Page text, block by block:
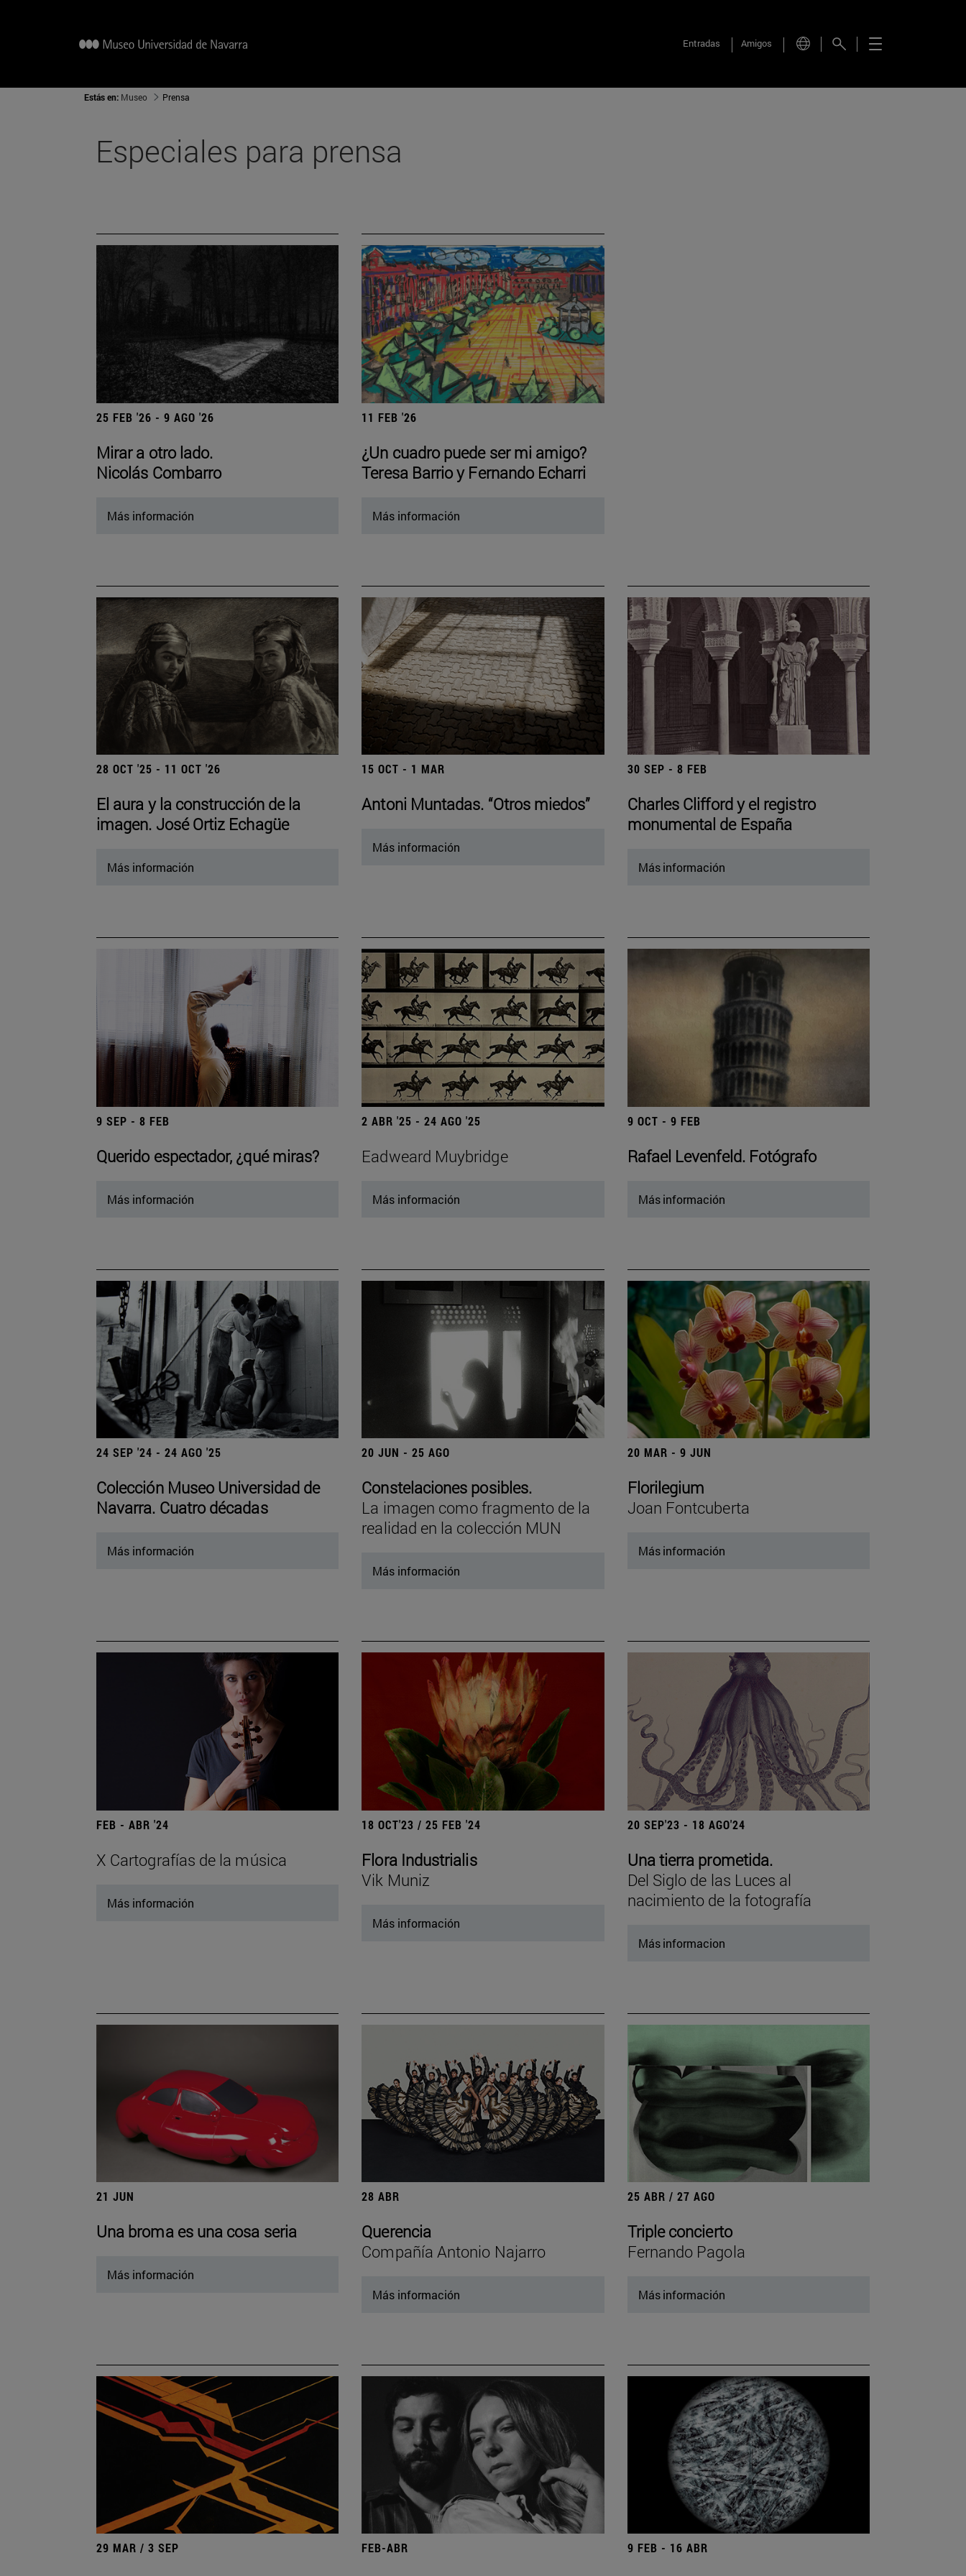
Entradas Amigos
Estás en: Museo Prensa
Especiales para prensa
25 FEB '26 - 9 AGO '26
Mirar a otro lado.
Nicolás Combarro
Más información
11 FEB '26
¿Un cuadro puede ser mi amigo?
Teresa Barrio y Fernando Echarri
Más información
28 OCT '25 - 11 OCT '26
El aura y la construcción de la
imagen. José Ortiz Echagüe
Más información
15 OCT - 1 MAR
Antoni Muntadas. “Otros miedos”
Más información
30 SEP - 8 FEB
Charles Clifford y el registro
monumental de España
Más información
9 SEP - 8 FEB
Querido espectador, ¿qué miras?
Más información
2 ABR '25 - 24 AGO '25
Eadweard Muybridge
Más información
9 OCT - 9 FEB
Rafael Levenfeld. Fotógrafo
Más información
24 SEP '24 - 24 AGO '25
Colección Museo Universidad de
Navarra. Cuatro décadas
Más información
20 JUN - 25 AGO
Constelaciones posibles.
La imagen como fragmento de la
realidad en la colección MUN
Más información
20 MAR - 9 JUN
Florilegium
Joan Fontcuberta
Más información
FEB - ABR '24
X Cartografías de la música
Más información
18 OCT'23 / 25 FEB '24
Flora Industrialis
Vik Muniz
Más información
20 SEP'23 - 18 AGO'24
Una tierra prometida.
Del Siglo de las Luces al
nacimiento de la fotografía
Más informacion
21 JUN
Una broma es una cosa seria
Más información
28 ABR
Querencia
Compañía Antonio Najarro
Más información
25 ABR / 27 AGO
Triple concierto
Fernando Pagola
Más información
29 MAR / 3 SEP FEB-ABR 9 FEB - 16 ABR